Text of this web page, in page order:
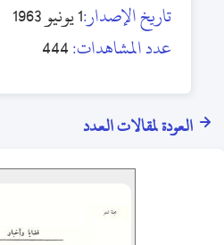
تاريخ الإصدار:1 يونيو 1963
عدد المشاهدات:444
العودة لمقالات العدد